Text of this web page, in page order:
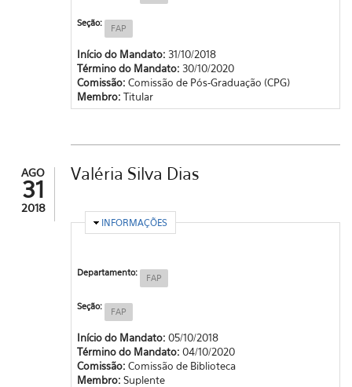
Seção: FAP
Início do Mandato: 31/10/2018
Término do Mandato: 30/10/2020
Comissão: Comissão de Pós-Graduação (CPG)
Membro: Titular
AGO
31
2018
Valéria Silva Dias
OCULTAR
INFORMAÇÕES
Departamento: FAP
Seção: FAP
Início do Mandato: 05/10/2018
Término do Mandato: 04/10/2020
Comissão: Comissão de Biblioteca
Membro: Suplente